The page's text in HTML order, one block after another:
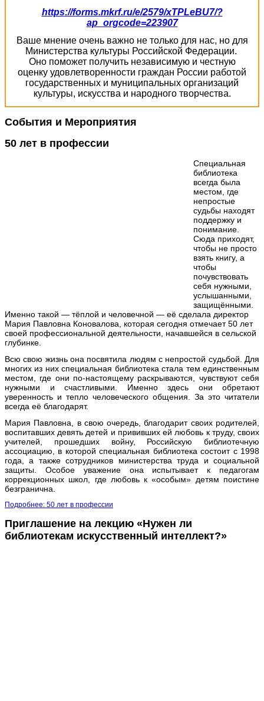
https://forms.mkrf.ru/e/2579/xTPLeBU7/?
ap_orgcode=223907
Ваше мнение очень важно не только для нас, но для
Министерства культуры Российской Федерации.
Оно поможет получить независимую и честную
оценку удовлетворенности граждан России работой
государственных и муниципальных организаций
культуры, искусства и народного творчества.
События и Мероприятия
50 лет в профессии
Специальная
библиотека
всегда была
местом, где
непростые
судьбы находят
поддержку и
понимание.
Сюда приходят,
чтобы не просто
взять книгу, а
чтобы
почувствовать
себя нужными,
услышанными,
защищёнными.
Именно такой — тёплой и человечной — её сделала директор
Мария Павловна Коновалова, которая сегодня отмечает 50 лет
своей профессиональной деятельности, начавшейся в сельской
глубинке.
Всю свою жизнь она посвятила людям с непростой судьбой. Для
многих из них специальная библиотека стала тем единственным
местом, где они по-настоящему раскрываются, чувствуют себя
нужными и счастливыми. Именно здесь они обретают
уверенность и тепло человеческого общения. За это читатели
всегда её благодарят.
Мария Павловна, в свою очередь, благодарит своих родителей,
воспитавших девять детей и прививших ей любовь к труду, своих
учителей, прошедших войну, Российскую библиотечную
ассоциацию, в которой специальная библиотека состоит с 1998
года, а также сотрудников министерства труда и социальной
защиты. Особое уважение она испытывает к педагогам
коррекционных школ, где любовь к «особым» детям поистине
безгранична.
Подробнее: 50 лет в профессии
Приглашение на лекцию «Нужен ли
библиотекам искусственный интеллект?»